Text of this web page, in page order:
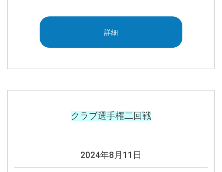
詳細
クラブ選手権二 回戦
2024年8月11日